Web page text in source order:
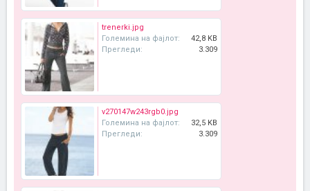
trenerki.jpg
Големина на фајлот:
42,8 KB
Прегледи:
3.309
v270147w243rgb0.jpg
Големина на фајлот:
32,5 KB
Прегледи:
3.309